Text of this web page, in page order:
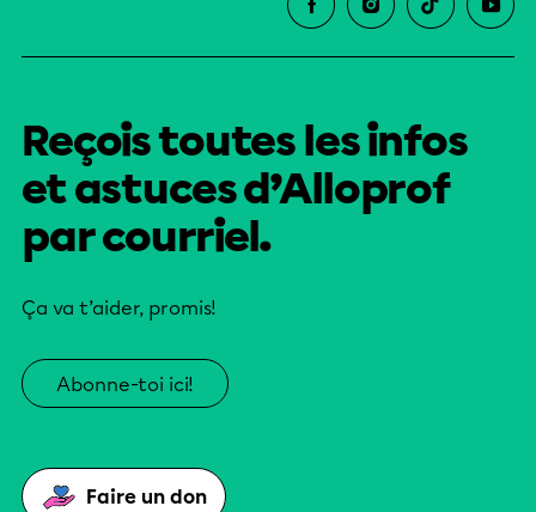
Reçois toutes les infos
et astuces d’Alloprof
par courriel.
Ça va t’aider, promis!
Abonne-toi ici!
Faire un don